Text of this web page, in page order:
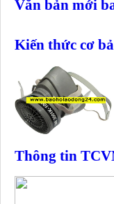
Văn bản mới
Kiến thức cơ
Thông tin